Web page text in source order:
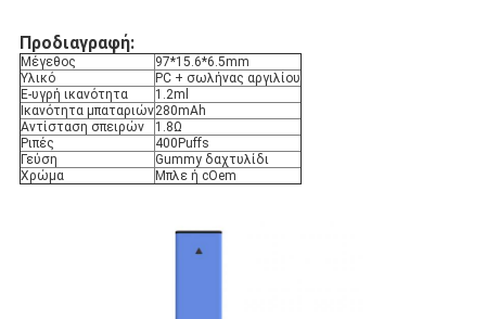
Προδιαγραφή:
Μέγεθος
97*15.6*6.5mm
Υλικό
PC + σωλήνας αργιλίου
Ε-υγρή ικανότητα
1.2ml
Ικανότητα μπαταριών280mAh
Αντίσταση σπειρών
1.8Ω
Ριπές
400Puffs
Γεύση
Gummy δαχτυλίδι
Χρώμα
Μπλε ή cOem